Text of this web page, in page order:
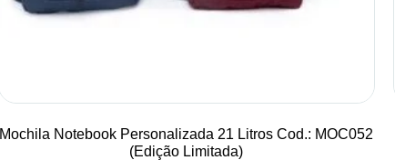
Mochila Notebook Personalizada 21 Litros Cod.: MOC052
(Edição Limitada)